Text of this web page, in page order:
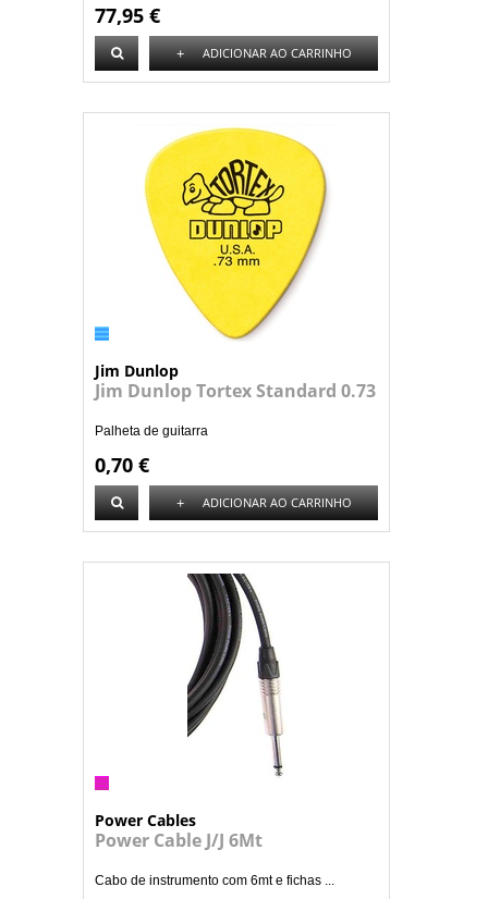
77,95 €
+ ADICIONAR AO CARRINHO
Jim Dunlop
Jim Dunlop Tortex Standard 0.73
Palheta de guitarra
0,70 €
+ ADICIONAR AO CARRINHO
Power Cables
Power Cable J/J 6Mt
Cabo de instrumento com 6mt e fichas ...